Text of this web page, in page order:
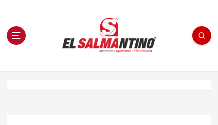
n El Salmantino - medios/noticias/editorial